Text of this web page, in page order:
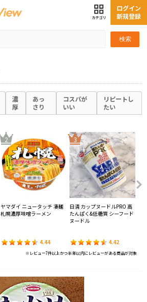
検索
ログイン
新規登録
濃
厚
あっ
さり
コスパが
いい
リピートし
たい
2
ヤマダイ ニュータッチ 凄麺
札幌濃厚味噌ラーメン
4.44
3
日清 カップヌードルPRO 高
たんぱく&低糖質 シーフード
ヌードル
4.42
※レビュー7件以上かつ半年以内にレビューがある商品が対象